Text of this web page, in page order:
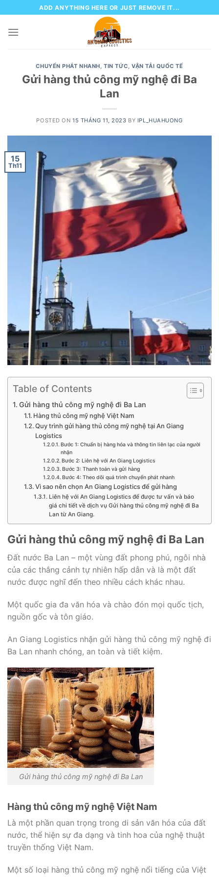
to
content
ADD ANYTHING HERE OR JUST REMOVE IT...
CHUYỂN PHÁT NHANH,TIN TỨC,VẬN TẢI QUỐC TẾ
Gửi hàng thủ công mỹ nghệ đi Ba
Lan
POSTED ON15 THÁNG 11, 2023 BY IPL_HUAHUONG
15
Th11
Table of Contents
Gửi hàng thủ công mỹ nghệ đi Ba Lan
Hàng thủ công mỹ nghệ Việt Nam
Quy trình gửi hàng thủ công mỹ nghệ tại An Giang
Logistics
Bước 1: Chuẩn bị hàng hóa và thông tin liên lạc của người
nhận
Bước 2: Liên hệ với An Giang Logistics
Bước 3: Thanh toán và gửi hàng
Bước 4: Theo dõi quá trình chuyển phát nhanh
Vì sao nên chọn An Giang Logistics để gửi hàng
Liên hệ với An Giang Logistics để được tư vấn và báo
giá chi tiết về dịch vụ Gửi hàng thủ công mỹ nghệ đi Ba
Lan từ An Giang.
Gửi hàng thủ công mỹ nghệ đi Ba Lan
Đất nước Ba Lan – một vùng đất phong phú, ngôi nhà
của các thắng cảnh tự nhiên hấp dẫn và là một đất
nước được nghĩ đến theo nhiều cách khác nhau.
Một quốc gia đa văn hóa và chào đón mọi quốc tịch,
nguồn gốc và tôn giáo.
An Giang Logistics nhận gửi hàng thủ công mỹ nghệ đi
Ba Lan nhanh chóng, an toàn và tiết kiệm.
Gửi hàng thủ công mỹ nghệ đi Ba Lan
Hàng thủ công mỹ nghệ Việt Nam
Là một phần quan trọng trong di sản văn hóa của đất
nước, thể hiện sự đa dạng và tinh hoa của nghệ thuật
truyền thống Việt Nam.
Một số loại hàng thủ công mỹ nghệ nổi tiếng của Việt